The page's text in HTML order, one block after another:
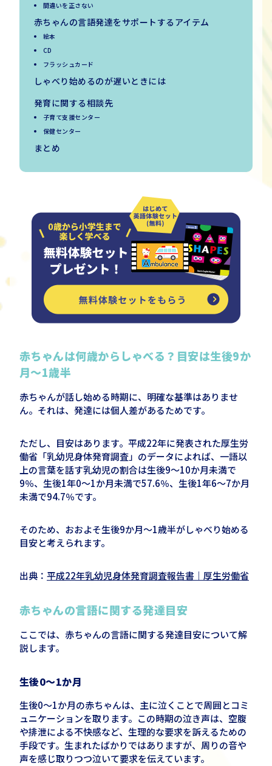
間違いを正さない
赤ちゃんの言語発達をサポートするアイテム
絵本
CD
フラッシュカード
しゃべり始めるのが遅いときには
発育に関する相談先
子育て支援センター
保健センター
まとめ
赤ちゃんは何歳からしゃべる？目安は生後9か
月～1歳半
赤ちゃんが話し始める時期に、明確な基準はありませ
ん。それは、発達には個人差があるためです。
ただし、目安はあります。平成22年に発表された厚生労
働省「乳幼児身体発育調査」のデータによれば、一語以
上の言葉を話す乳幼児の割合は生後9～10か月未満で
9％、生後1年0～1か月未満で57.6％、生後1年6～7か月
未満で94.7％です。
そのため、おおよそ生後9か月～1歳半がしゃべり始める
目安と考えられます。
出典： 平成22年乳幼児身体発育調査報告書｜厚生労働省
赤ちゃんの言語に関する発達目安
ここでは、赤ちゃんの言語に関する発達目安について解
説します。
生後0～1か月
生後0～1か月の赤ちゃんは、主に泣くことで周囲とコミ
ュニケーションを取ります。この時期の泣き声は、空腹
や排泄による不快感など、生理的な要求を訴えるための
手段です。生まれたばかりではありますが、周りの音や
声を感じ取りつつ泣いて要求を伝えています。